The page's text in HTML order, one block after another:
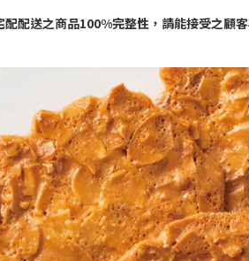
配配送之商品100%完整性，請能接受之顧